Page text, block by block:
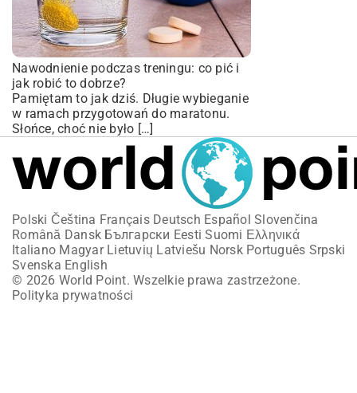
Nawodnienie podczas treningu: co pić i
jak robić to dobrze?
Pamiętam to jak dziś. Długie wybieganie
w ramach przygotowań do maratonu.
Słońce, choć nie było […]
Polski Čeština Français Deutsch Español Slovenčina
Română Dansk Български Eesti Suomi Ελληνικά
Italiano Magyar Lietuvių Latviešu Norsk Português Srpski
Svenska English
© 2026 World Point. Wszelkie prawa zastrzeżone.
Polityka prywatności